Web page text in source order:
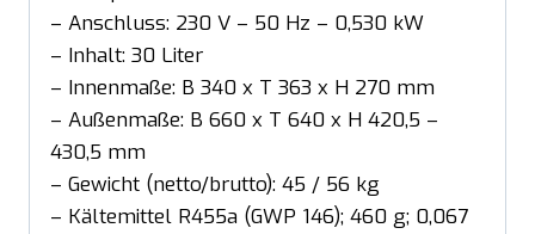
– Anschluss: 230 V – 50 Hz – 0,530 kW
– Inhalt: 30 Liter
– Innenmaße: B 340 x T 363 x H 270 mm
– Außenmaße: B 660 x T 640 x H 420,5 –
430,5 mm
– Gewicht (netto/brutto): 45 / 56 kg
– Kältemittel R455a (GWP 146); 460 g; 0,067